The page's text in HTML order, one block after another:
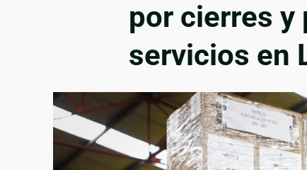
por cierres y
servicios en